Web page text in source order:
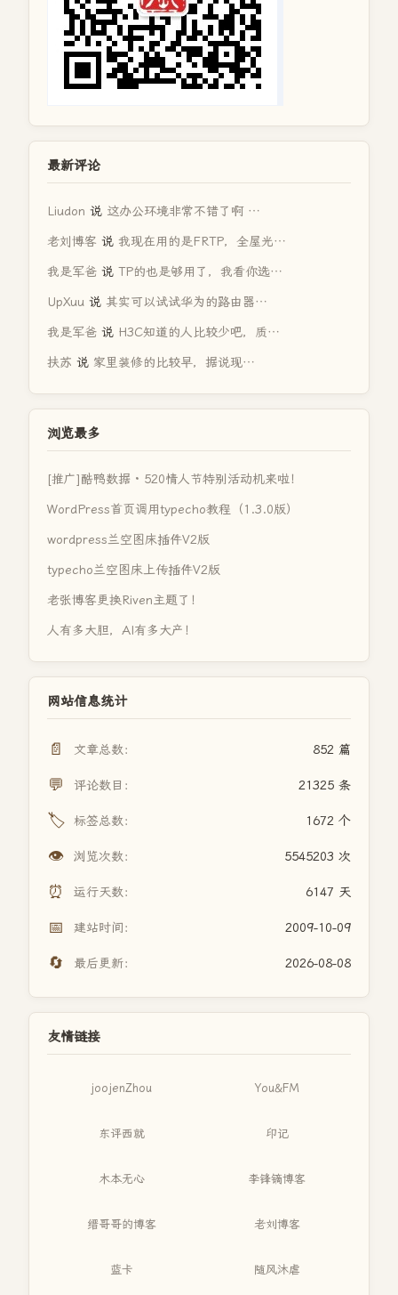
最新评论
Liudon 说 这办公环境非常不错了啊 …
老刘博客 说 我现在用的是FRTP，全屋光…
我是军爸 说 TP的也是够用了，我看你选…
UpXuu 说 其实可以试试华为的路由器…
我是军爸 说 H3C知道的人比较少吧，质…
扶苏 说 家里装修的比较早，据说现…
浏览最多
[推广]酷鸭数据 · 520情人节特别活动机来啦！
WordPress首页调用typecho教程（1.3.0版）
wordpress兰空图床插件V2版
typecho兰空图床上传插件V2版
老张博客更换Riven主题了！
人有多大胆，AI有多大产！
网站信息统计
📄 文章总数： 852 篇
💬 评论数目： 21325 条
🏷️ 标签总数： 1672 个
👁️ 浏览次数： 5545203 次
⏰ 运行天数： 6147 天
📅 建站时间： 2009-10-09
🔄 最后更新： 2026-08-08
友情链接
joojenZhou You&FM
东评西就 印记
木本无心 李锋镝博客
缙哥哥的博客 老刘博客
蓝卡 随风沐虐